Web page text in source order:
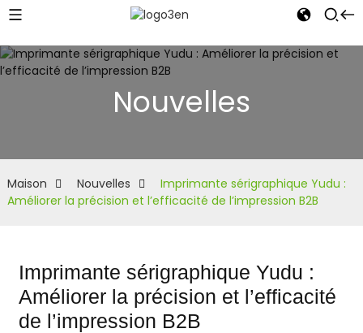
Nouvelles
Maison Nouvelles
Imprimante sérigraphique Yudu :
Améliorer la précision et l’efficacité de l’impression B2B
Imprimante sérigraphique Yudu :
Améliorer la précision et l’efficacité
de l’impression B2B